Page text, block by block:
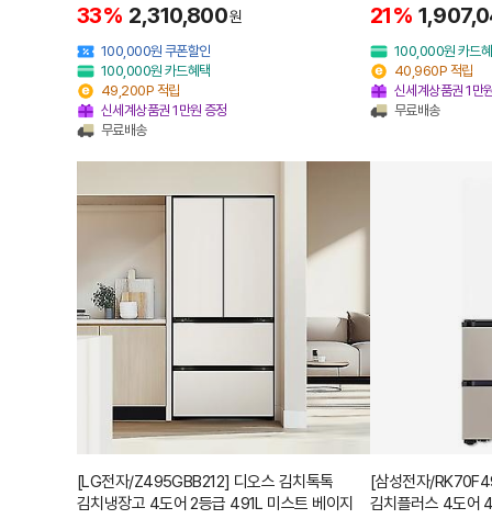
33% 2,310,800원
100,000원 쿠폰할인
100,000원 카드혜택
49,200P 적립
신세계상품권 1만원 증정
무료배송
21%
100,000원 카드
40,960P 적립
신세계상품권 1만
무료배송
[LG전자/Z495GBB212] 디오스 김치톡톡
김치냉장고 4도어 2등급 491L 미스트 베이지
[삼성전자/
김치플러스 4도어